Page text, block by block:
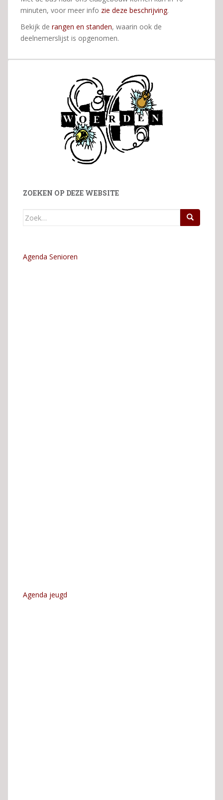
minuten, voor meer info zie deze beschrijving.
Bekijk de rangen en standen, waarin ook de
deelnemerslijst is opgenomen.
ZOEKEN OP DEZE WEBSITE
Zoek
Agenda Senioren
Agenda jeugd